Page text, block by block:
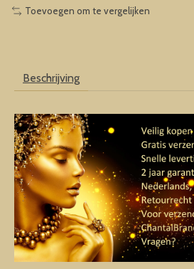
Toevoegen om te vergelijken
Beschrijving